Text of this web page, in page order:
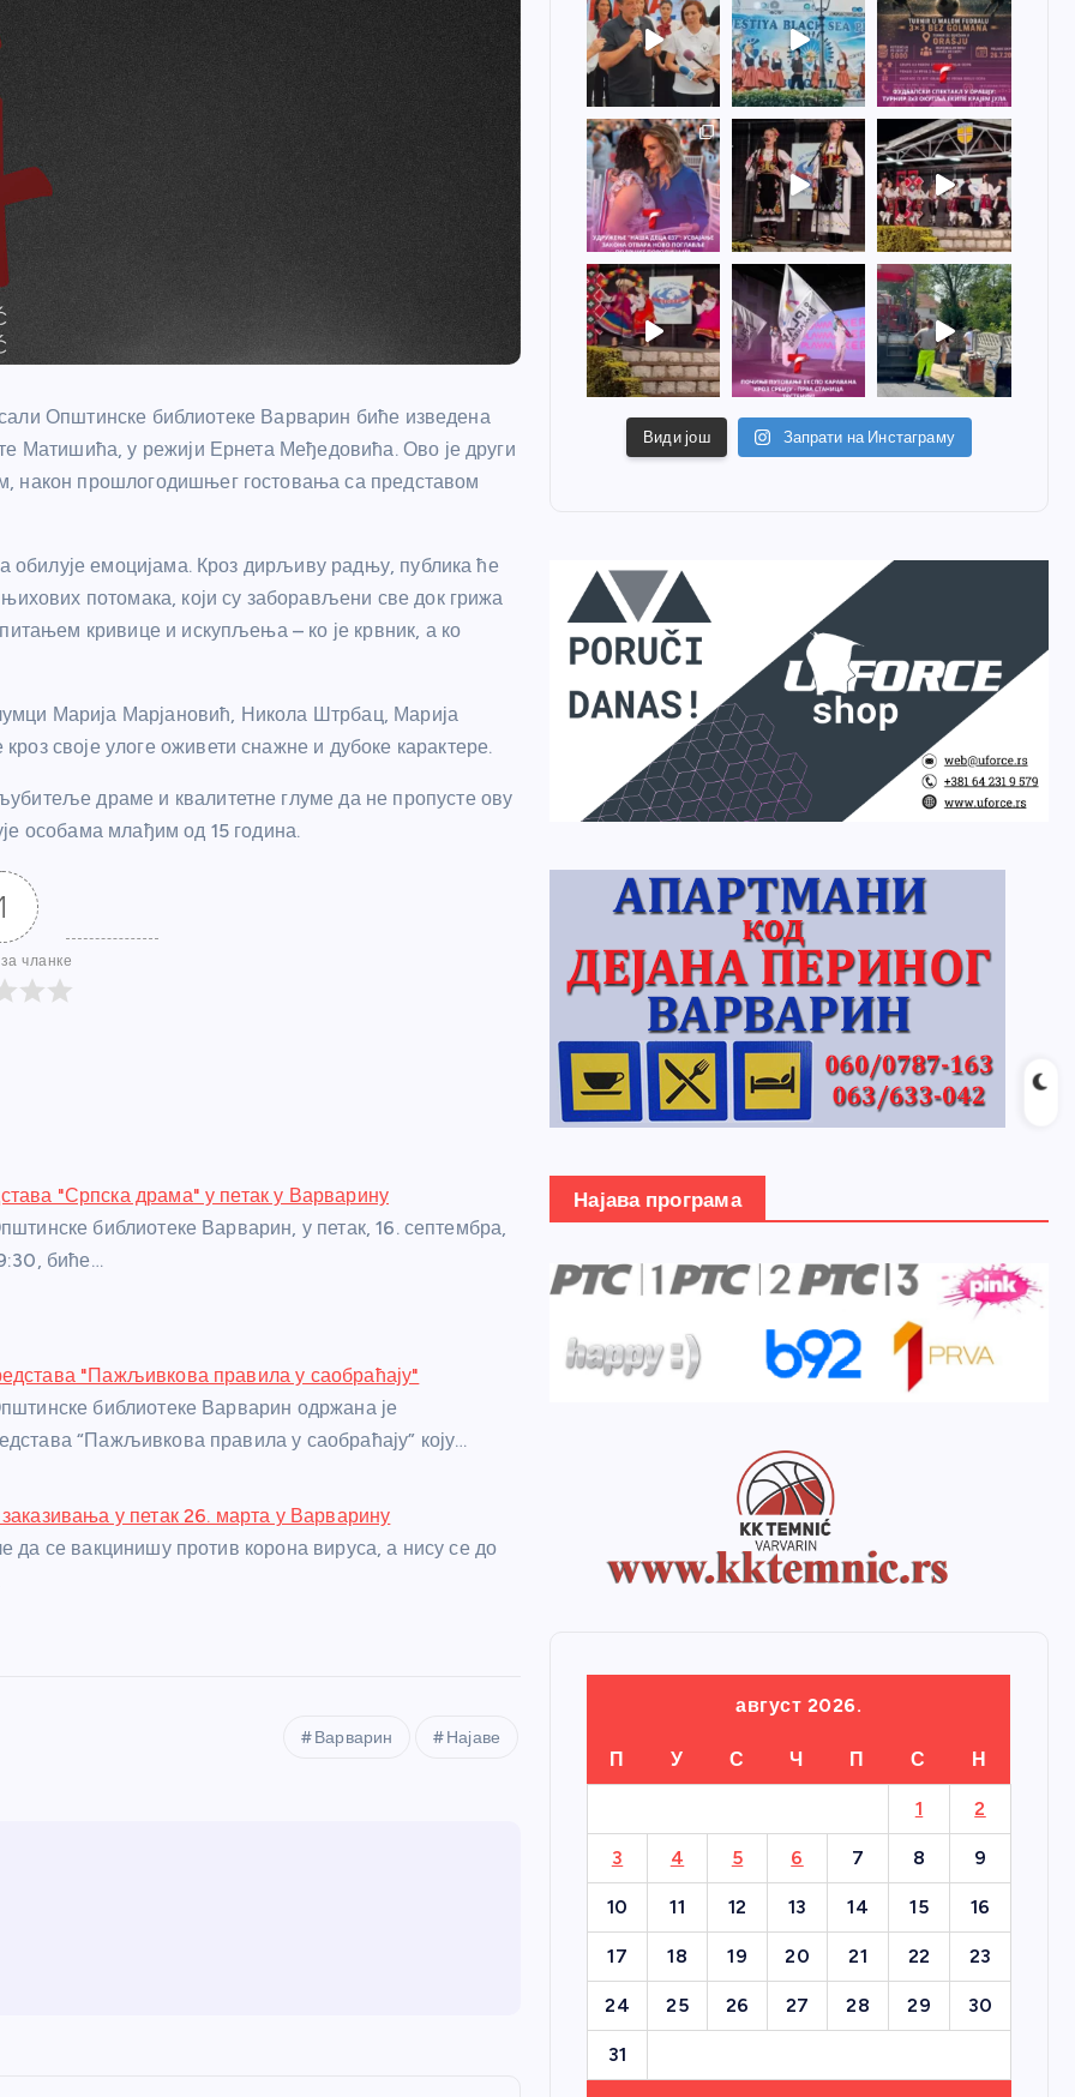
Општинске библиотеке Варварин биће изведена
Матишића, у режији Ернета Међедовића. Ово је други
након прошлогодишњег гостовања са представом
обилује емоцијама. Кроз дирљиву радњу, публика ће
потомака, који су заборављени све док грижа
кривице и искупљења – ко је крвник, а ко
Марија Марјановић, Никола Штрбац, Марија
своје улоге оживети снажне и дубоке карактере.
драме и квалитетне глуме да не пропусте ову
особама млађим од 15 година.
чланке
"Српска драма" у петак у Варварину
библиотеке Варварин, у петак, 16. септембра,
биће…
"Пажљивкова правила у саобраћају"
библиотеке Варварин одржана је
“Пажљивкова правила у саобраћају” коју…
у петак 26. марта у Варварину
да се вакцинишу против корона вируса, а нису се до
Варварин Најаве
Види још Запрати на Инстаграму
Најава програма
август 2026.
П У С Ч П С Н
1 2
3 4 5 6 7 8 9
10 11 12 13 14 15 16
17 18 19 20 21 22 23
24 25 26 27 28 29 30
31